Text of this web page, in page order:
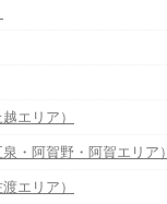
エリア）
・阿賀野・阿賀エリア）
エリア）